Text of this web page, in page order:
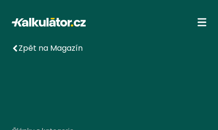
Kalkulátor.cz
Zpět na Magazín